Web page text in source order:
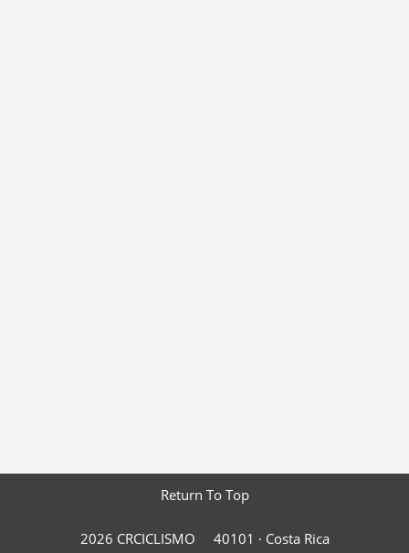
Return To Top
2026 CRCICLISMO 40101 · Costa Rica